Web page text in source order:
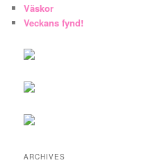
Väskor
Veckans fynd!
ARCHIVES